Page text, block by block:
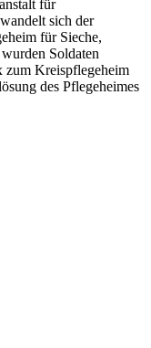
für
sich der
für Sieche,
Soldaten
Kreispflegeheim
des Pflegeheimes